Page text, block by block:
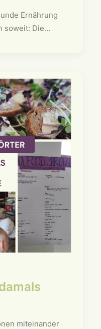
Ernährung
soweit: Die…
miteinander